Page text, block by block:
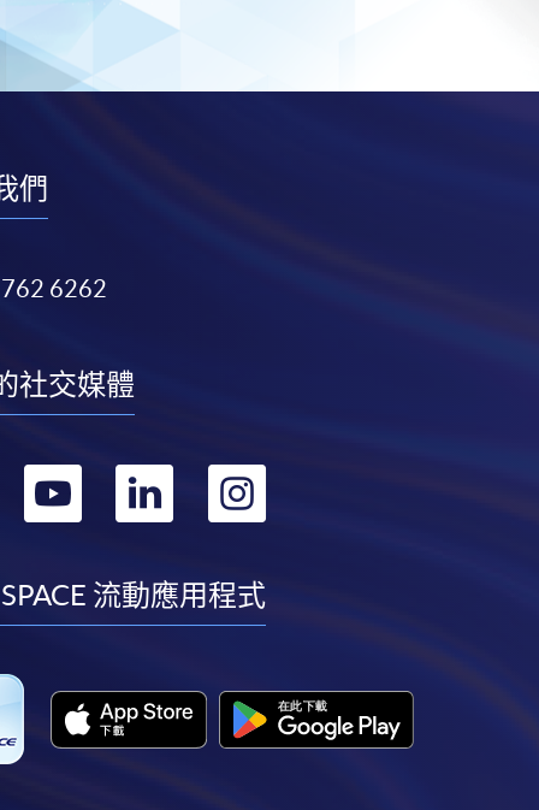
們
6262
社交媒體
轉
youtube
轉
linkedininstagram
流動應用程式